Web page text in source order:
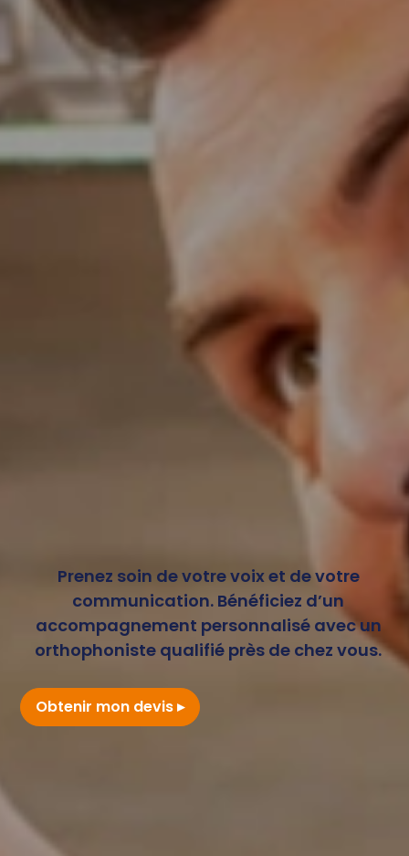
Prenez soin de votre voix et de votre
communication. Bénéficiez d’un
accompagnement personnalisé avec un
orthophoniste qualifié près de chez vous.
Obtenir mon devis